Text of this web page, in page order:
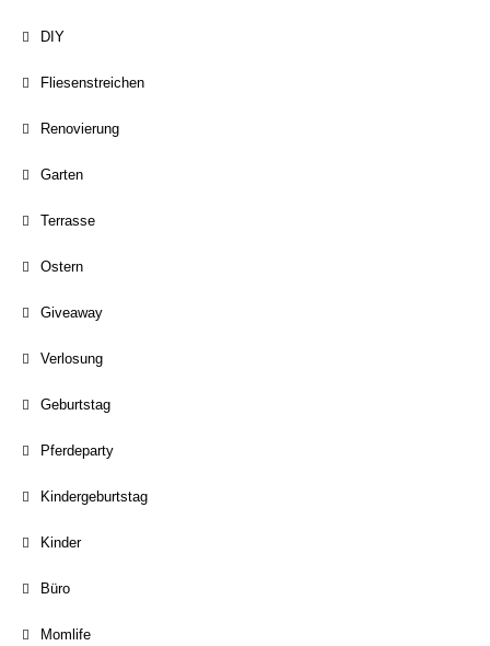
DIY
Fliesenstreichen
Renovierung
Garten
Terrasse
Ostern
Giveaway
Verlosung
Geburtstag
Pferdeparty
Kindergeburtstag
Kinder
Büro
Momlife